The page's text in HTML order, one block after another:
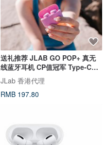
送礼推荐 JLAB GO POP+ 真无
线蓝牙耳机 CP值冠军 Type-C充
电
JLab 香港代理
RMB 197.80